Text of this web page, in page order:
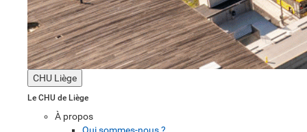
CHU Liège
Le CHU de Liège
À propos